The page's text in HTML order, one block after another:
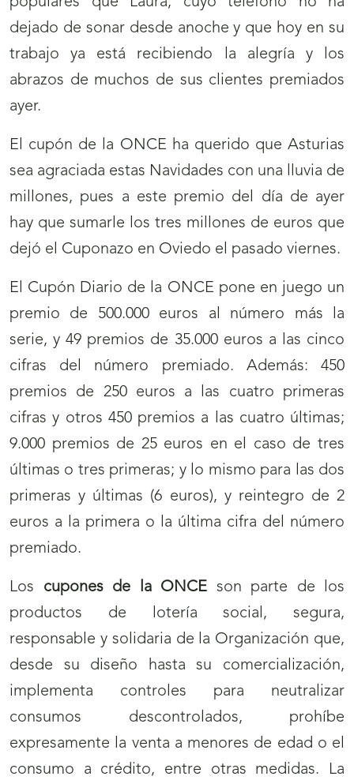
dejado de sonar desde anoche y que hoy en su
trabajo ya está recibiendo la alegría y los
abrazos de muchos de sus clientes premiados
ayer.
El cupón de la ONCE ha querido que Asturias
sea agraciada estas Navidades con una lluvia de
millones, pues a este premio del día de ayer
hay que sumarle los tres millones de euros que
dejó el Cuponazo en Oviedo el pasado viernes.
El Cupón Diario de la ONCE pone en juego un
premio de 500.000 euros al número más la
serie, y 49 premios de 35.000 euros a las cinco
cifras del número premiado. Además: 450
premios de 250 euros a las cuatro primeras
cifras y otros 450 premios a las cuatro últimas;
9.000 premios de 25 euros en el caso de tres
últimas o tres primeras; y lo mismo para las dos
primeras y últimas (6 euros), y reintegro de 2
euros a la primera o la última cifra del número
premiado.
Los cupones de la ONCE son parte de los
productos de lotería social, segura,
responsable y solidaria de la Organización que,
desde su diseño hasta su comercialización,
implementa controles para neutralizar
consumos descontrolados, prohíbe
expresamente la venta a menores de edad o el
consumo a crédito, entre otras medidas. La